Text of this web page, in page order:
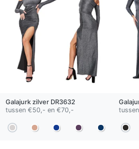
Galajurk zilverDR3632
tussen €50,- en €70,-